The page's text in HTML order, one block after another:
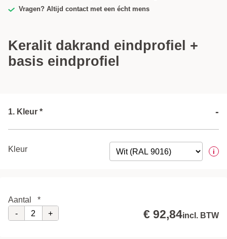
Keralit dakrand eindprofiel +
basis eindprofiel
1. Kleur * -
Kleur i
Aantal
*
-
+ € 92,84incl. BTW
Vragen? Altijd contact met een écht mens